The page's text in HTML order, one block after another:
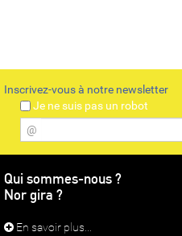
Inscrivez-vous à notre newsletter
Je ne suis pas un robot
@
Qui sommes-nous ?
Nor gira ?
En savoir plus...